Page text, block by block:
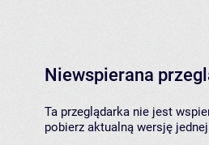
Niewspierana
Ta przeglądarka nie jest
pobierz aktualną wersję